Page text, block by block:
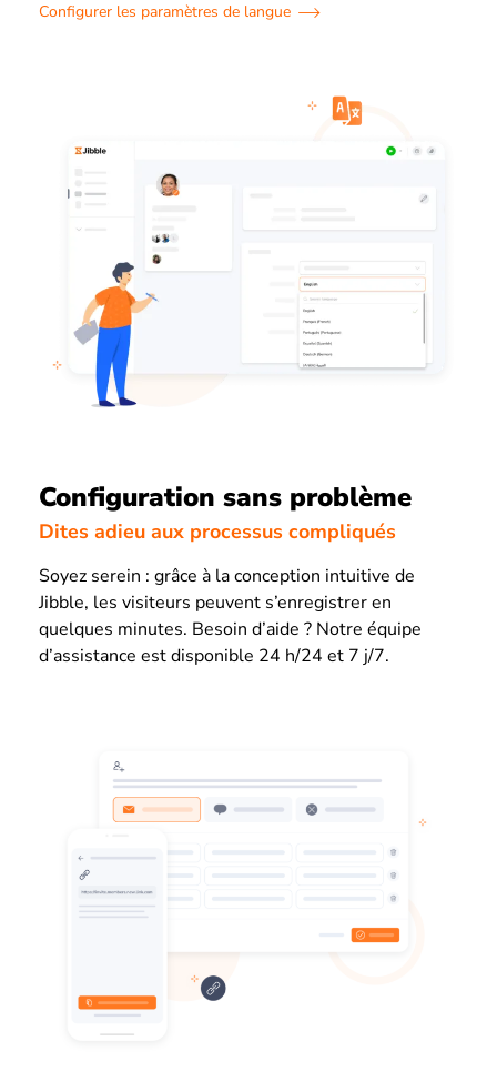
Configurer les paramètres de langue
Configuration sans problème
Dites adieu aux processus compliqués
Soyez serein : grâce à la conception intuitive de
Jibble, les visiteurs peuvent s’enregistrer en
quelques minutes. Besoin d’aide ? Notre équipe
d’assistance est disponible 24 h/24 et 7 j/7.